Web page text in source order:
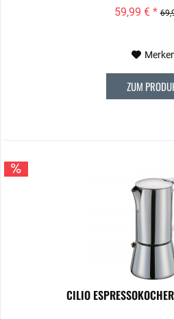
59,99 € *
ZUM
CILIO